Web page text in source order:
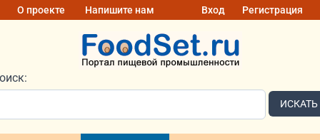
О проекте Напишите нам Вход Регистрация
ИСКАТЬ